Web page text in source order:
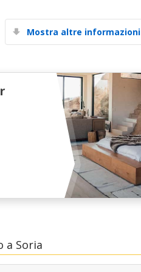
Mostra altre informazioni
a Soria